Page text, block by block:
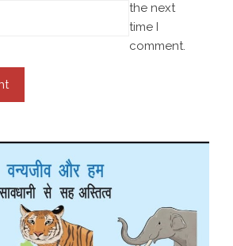
the next
time I
comment.